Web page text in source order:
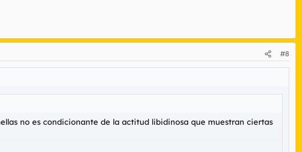
#8
no es condicionante de la actitud libidinosa que muestran ciertas